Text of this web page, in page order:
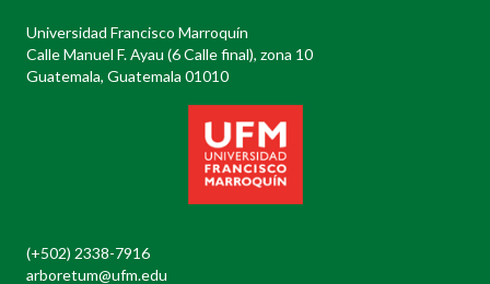
Universidad Francisco Marroquín
Calle Manuel F. Ayau (6 Calle final), zona 10
Guatemala, Guatemala 01010
(+502) 2338-7916
arboretum@ufm.edu